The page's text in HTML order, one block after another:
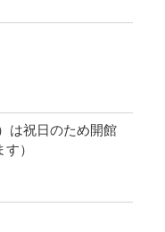
は祝日のため開館
）